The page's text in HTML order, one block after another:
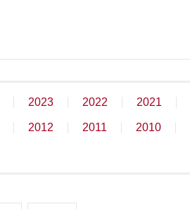
2023 2022 2021
2012 2011 2010